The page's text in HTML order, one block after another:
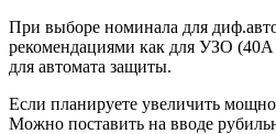
При выборе номинала для
рекомендациями как для УЗО
для автомата защиты.
Если планируете увеличить
Можно поставить на вводе